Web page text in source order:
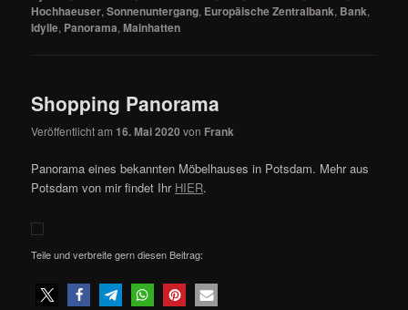
Hochhaeuser,Sonnenuntergang, Europäische Zentralbank, Bank,
Idylle, Panorama,Mainhatten
Shopping Panorama
Veröffentlicht am 16. Mai 2020 von Frank
Panorama eines bekannten Möbelhauses in Potsdam. Mehr aus
Potsdam von mir findet Ihr HIER.
Teile und verbreite gern diesen Beitrag: